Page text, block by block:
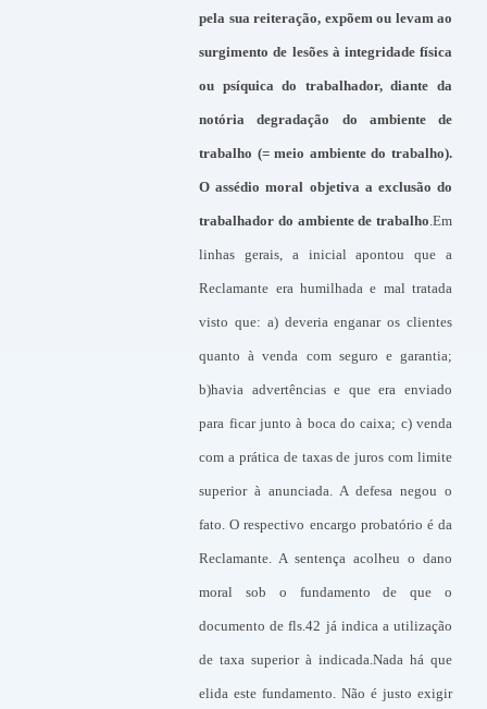
pela sua reiteração, expõem ou levam ao
surgimento de lesões à integridade física
ou psíquica do trabalhador, diante da
notória degradação do ambiente de
trabalho (= meio ambiente do trabalho).
O assédio moral objetiva a exclusão do
trabalhador do ambiente de trabalho.Em
linhas gerais, a inicial apontou que a
Reclamante era humilhada e mal tratada
visto que: a) deveria enganar os clientes
quanto à venda com seguro e garantia;
b)havia advertências e que era enviado
para ficar junto à boca do caixa; c) venda
com a prática de taxas de juros com limite
superior à anunciada. A defesa negou o
fato. O respectivo encargo probatório é da
Reclamante. A sentença acolheu o dano
moral sob o fundamento de que o
documento de fls.42 já indica a utilização
de taxa superior à indicada.Nada há que
elida este fundamento. Não é justo exigir